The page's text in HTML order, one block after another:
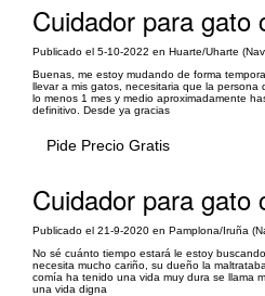
Cuidador para gato
Publicado el 5-10-2022 en Huarte/Uharte
Buenas, me estoy mudando de forma
llevar a mis gatos, necesitaria que la
lo menos 1 mes y medio aproximadamente
definitivo. Desde ya gracias
Pide Precio Gratis
Cuidador para gato
Publicado el 21-9-2020 en Pamplona/Iruña
No sé cuánto tiempo estará le estoy
necesita mucho cariño, su dueño la
comía ha tenido una vida muy dura se llama
una vida digna